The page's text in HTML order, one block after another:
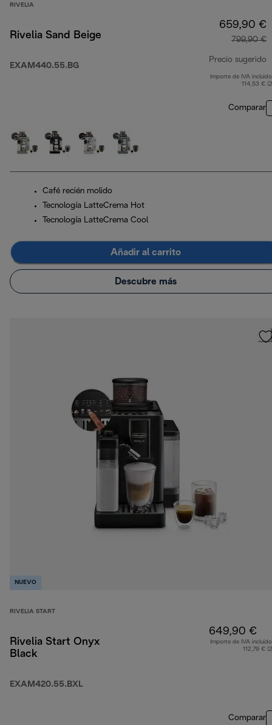
RIVELIA
Rivelia Sand Beige
EXAM440.55.BG
659,90 €
799,90 €
Precio sugerido
Importe de IVA
114,53 €
Comparar
Café recién molido
Tecnología LatteCrema Hot
Tecnología LatteCrema Cool
Añadir al carrito
Descubre más
NUEVO
RIVELIA START
Rivelia Start Onyx
Black
EXAM420.55.BXL
649,90 €
Importe de IVA
112,79 €
Comparar